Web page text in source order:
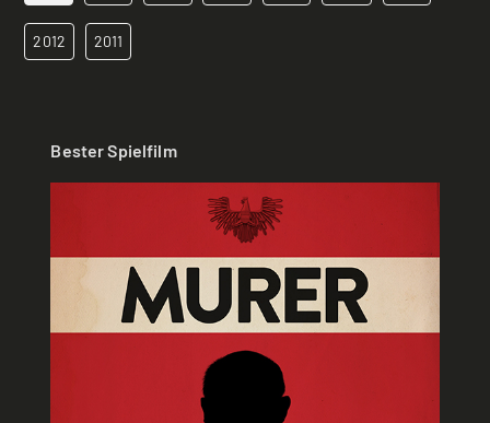
2012 2011
Bester Spielfilm